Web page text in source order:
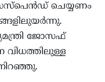
ചെയ്യണം
ജോസഫ്
വിധത്തിലുള്ള